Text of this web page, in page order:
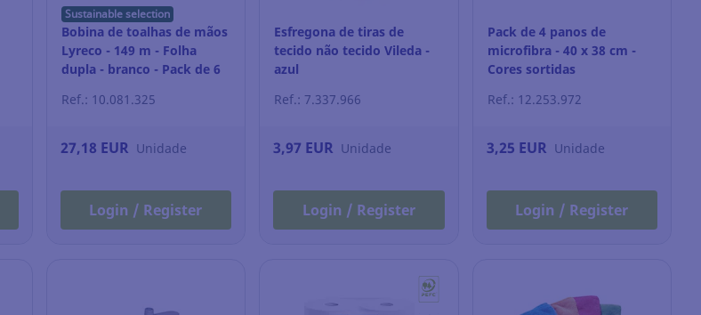
Sustainable selection
Bobina de toalhas de mãos
Lyreco - 149 m - Folha
dupla - branco - Pack de 6
Ref.: 10.081.325
27,18 EUR Unidade
Login / Register
Esfregona de tiras de
tecido não tecido Vileda -
azul
Ref.: 7.337.966
3,97 EUR Unidade
Login / Register
Pack de 4 panos de
microfibra - 40 x 38 cm -
Cores sortidas
Ref.: 12.253.972
3,25 EUR Unidade
Login / Register